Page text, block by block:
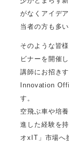
がなくアイデ
当者の方も多
そのような皆
ビナーを開催し
講師にお招き
Innovation
す。
空飛ぶ車や培
進した経験を
オxIT」市場へ